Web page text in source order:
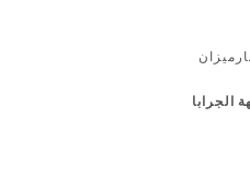
الجرابا